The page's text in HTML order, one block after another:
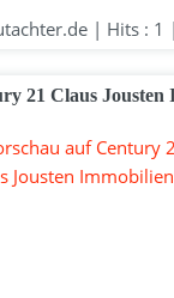
| Hits : 1
21 Claus Jousten